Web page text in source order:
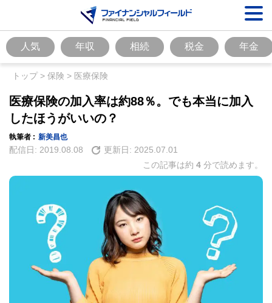
人気 年収 相続 税金 年金
トップ> 保険 > 医療保険
医療保険の加入率は約88％。でも本当に加入
したほうがいいの？
執筆者 : 新美昌也
配信日: 2019.08.08 更新日: 2025.07.01
この記事は約 4 分で読めます。